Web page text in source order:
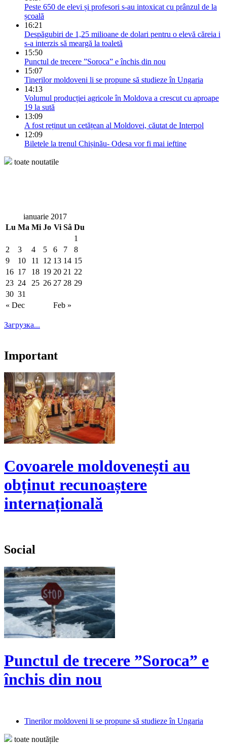
Peste 650 de elevi și profesori s-au intoxicat cu prânzul de la
școală
16:21
Despăgubiri de 1,25 milioane de dolari pentru o elevă căreia i
s-a interzis să meargă la toaletă
15:50
Punctul de trecere ”Soroca” e închis din nou
15:07
Tinerilor moldoveni li se propune să studieze în Ungaria
14:13
Volumul producției agricole în Moldova a crescut cu aproape
19 la sută
13:09
A fost reținut un cetățean al Moldovei, căutat de Interpol
12:09
Biletele la trenul Chișinău- Odesa vor fi mai ieftine
toate noutatile
ianuarie 2017
Lu Ma Mi Jo Vi Sâ Du
« Dec Feb »
1
2
3 4 5 6 7
8
9
10 11 12 13 14 15
16 17 18 19 20 21 22
23 24 25 26 27 28 29
30 31
Загрузка...
Important
Covoarele moldovenești au
obținut recunoaștere
internațională
Social
Punctul de trecere ”Soroca” e
închis din nou
Tinerilor moldoveni li se propune să studieze în Ungaria
toate noutățile